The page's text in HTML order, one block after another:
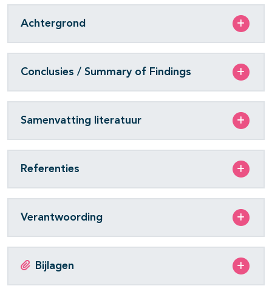
Achtergrond
Conclusies / Summary of Findings
Samenvatting literatuur
Referenties
Verantwoording
Bijlagen